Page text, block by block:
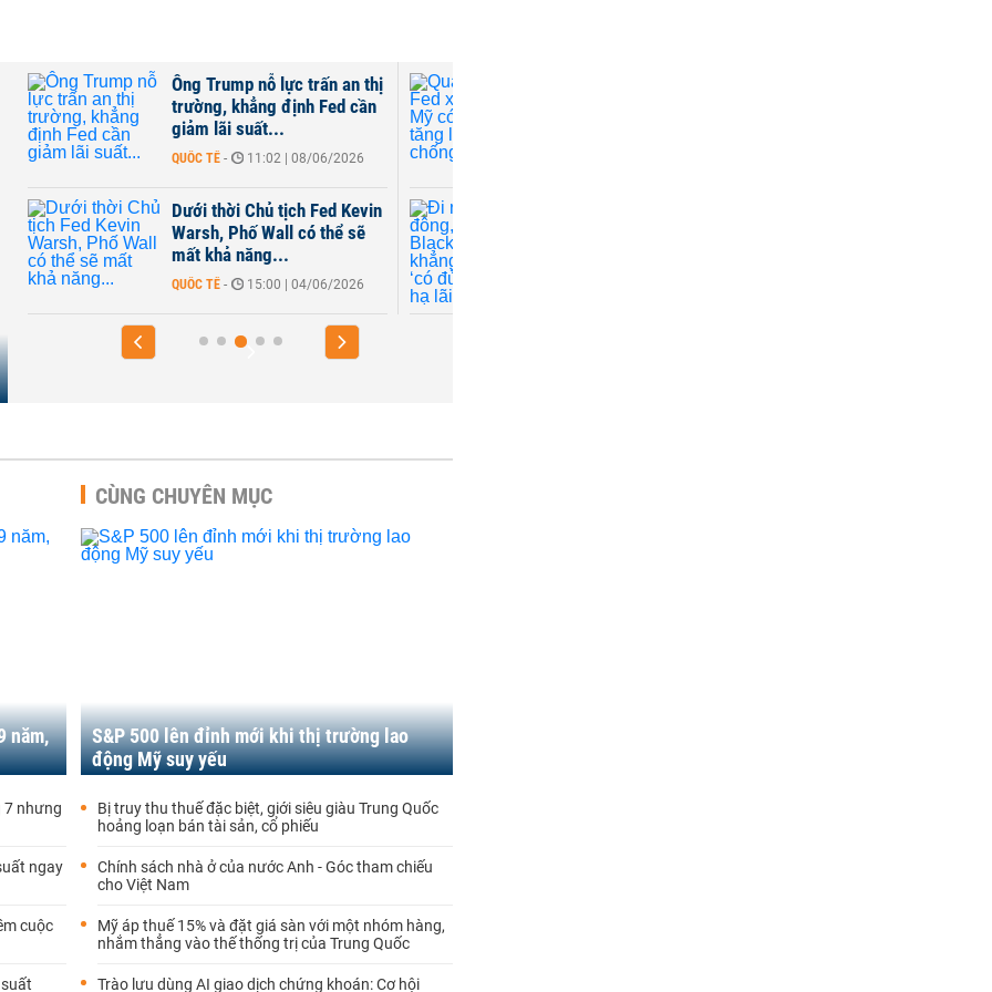
Ông Trump nỗ lực trấn an thị
trường, khẳng định Fed cần
giảm lãi suất...
QUỐC TẾ - 11:02 | 08/06/2026
Dưới thời Chủ tịch Fed Kevin
Warsh, Phố Wall có thể sẽ
mất khả năng...
QUỐC TẾ - 15:00 | 04/06/2026
năm,
7 nhưng
ngay
cuộc
CÙNG CHUYÊN MỤC
S&P 500 lên đỉnh mới khi thị trường lao
động Mỹ suy yếu
Bị truy thu thuế đặc biệt, giới siêu giàu Trung Quốc
hoảng loạn bán tài sản, cổ phiếu
Chính sách nhà ở của nước Anh - Góc tham chiếu
cho Việt Nam
Mỹ áp thuế 15% và đặt giá sàn với một nhóm hàng,
nhắm thẳng vào thế thống trị của Trung Quốc
Trào lưu dùng AI giao dịch chứng khoán: Cơ hội